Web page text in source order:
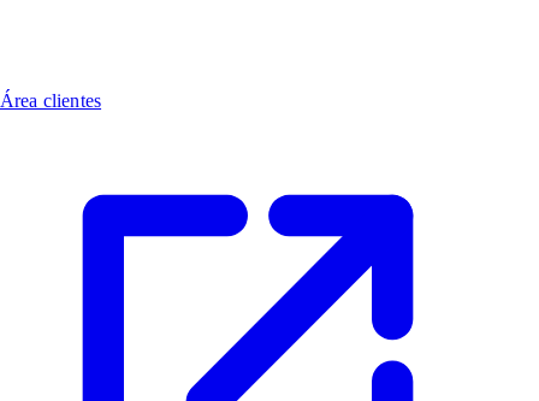
Área clientes